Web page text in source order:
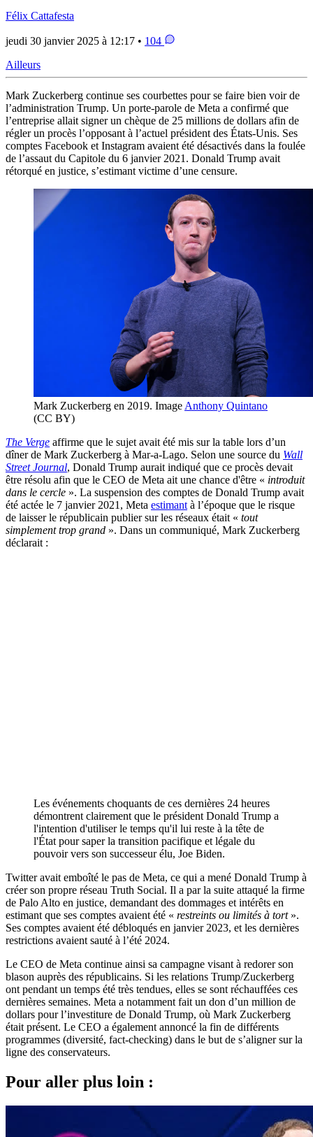
Félix Cattafesta
jeudi 30 janvier 2025 à 12:17 • 104
Ailleurs
Mark Zuckerberg continue ses courbettes pour se faire bien voir de
l’administration Trump. Un porte-parole de Meta a confirmé que
l’entreprise allait signer un chèque de 25 millions de dollars afin de
régler un procès l’opposant à l’actuel président des États-Unis. Ses
comptes Facebook et Instagram avaient été désactivés dans la foulée
de l’assaut du Capitole du 6 janvier 2021. Donald Trump avait
rétorqué en justice, s’estimant victime d’une censure.
Mark Zuckerberg en 2019. Image Anthony Quintano
(CC BY)
The Verge affirme que le sujet avait été mis sur la table lors d’un
dîner de Mark Zuckerberg à Mar-a-Lago. Selon une source du Wall
Street Journal, Donald Trump aurait indiqué que ce procès devait
être résolu afin que le CEO de Meta ait une chance d'être « introduit
dans le cercle ». La suspension des comptes de Donald Trump avait
été actée le 7 janvier 2021, Meta estimant à l’époque que le risque
de laisser le républicain publier sur les réseaux était « tout
simplement trop grand ». Dans un communiqué, Mark Zuckerberg
déclarait :
Les événements choquants de ces dernières 24 heures
démontrent clairement que le président Donald Trump a
l'intention d'utiliser le temps qu'il lui reste à la tête de
l'État pour saper la transition pacifique et légale du
pouvoir vers son successeur élu, Joe Biden.
Twitter avait emboîté le pas de Meta, ce qui a mené Donald Trump à
créer son propre réseau Truth Social. Il a par la suite attaqué la firme
de Palo Alto en justice, demandant des dommages et intérêts en
estimant que ses comptes avaient été « restreints ou limités à tort».
Ses comptes avaient été débloqués en janvier 2023, et les dernières
restrictions avaient sauté à l’été 2024.
Le CEO de Meta continue ainsi sa campagne visant à redorer son
blason auprès des républicains. Si les relations Trump/Zuckerberg
ont pendant un temps été très tendues, elles se sont réchauffées ces
dernières semaines. Meta a notamment fait un don d’un million de
dollars pour l’investiture de Donald Trump, où Mark Zuckerberg
était présent. Le CEO a également annoncé la fin de différents
programmes (diversité, fact-checking) dans le but de s’aligner sur la
ligne des conservateurs.
Pour aller plus loin :